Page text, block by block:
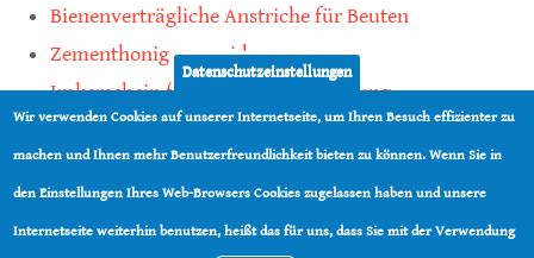
Bienenverträgliche Anstriche für Beuten
Zementhonig vermeiden
Imkerschein für Honigbienen-Haltung
Kauf von Mittelwänden ist Vertrauenssache
Datenschutzeinstellungen
Wir verwenden Cookies auf unserer Internetseite, um Ihren Besuch effizienter zu
machen und Ihnen mehr Benutzerfreundlichkeit bieten zu können. Wenn Sie in
den Einstellungen Ihres Web-Browsers Cookies zugelassen haben und unsere
Internetseite weiterhin benutzen, heißt das für uns, dass Sie mit der Verwendung